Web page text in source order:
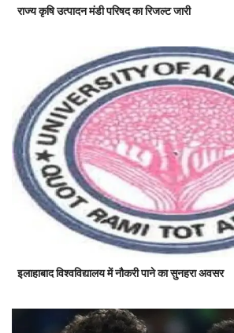
राज्य कृषि उत्पादन मंडी परिषद का रिजल्ट जारी
इलाहाबाद विश्वविद्यालय में नौकरी पाने का सुनहरा अवसर